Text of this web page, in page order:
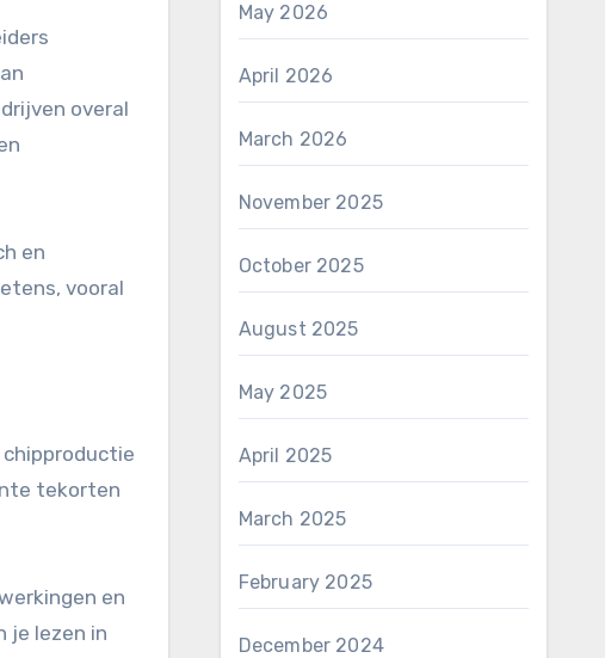
overal
en
vooral
tekorten
en
je lezen in
May 2026
April 2026
March 2026
November 2025
October 2025
August 2025
May 2025
April 2025
March 2025
February 2025
December 2024